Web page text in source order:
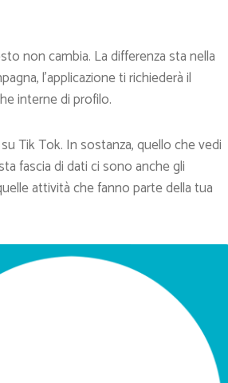
non cambia. La differenza sta nella
l’applicazione ti richiederà il
interne di profilo.
Tik Tok. In sostanza, quello che vedi
fascia di dati ci sono anche gli
attività che fanno parte della tua